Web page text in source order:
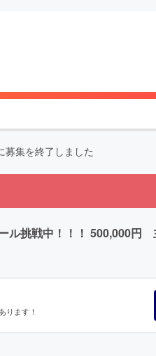
募集を終了しました
ル挑戦中！！！ 500,000円
ります！